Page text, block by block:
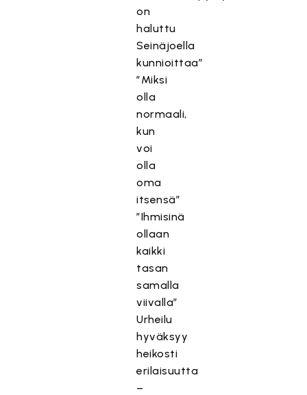
on
haluttu
Seinäjoella
kunnioittaa”
”Miksi
olla
normaali,
kun
voi
olla
oma
itsensä”
”Ihmisinä
ollaan
kaikki
tasan
samalla
viivalla”
Urheilu
hyväksyy
heikosti
erilaisuutta
–